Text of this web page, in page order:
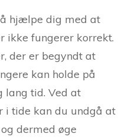
hjælpe dig med at
ikke fungerer korrekt.
der er begyndt at
kan holde på
tid. Ved at
i tide kan du undgå at
dermed øge